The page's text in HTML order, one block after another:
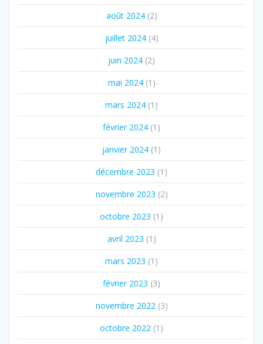
août 2024(2)
juillet 2024(4)
juin 2024 (2)
mai 2024(1)
mars 2024 (1)
février 2024 (1)
janvier 2024 (1)
décembre 2023 (1)
novembre 2023 (2)
octobre 2023 (1)
avril 2023 (1)
mars 2023 (1)
février 2023 (3)
novembre 2022(3)
octobre 2022 (1)